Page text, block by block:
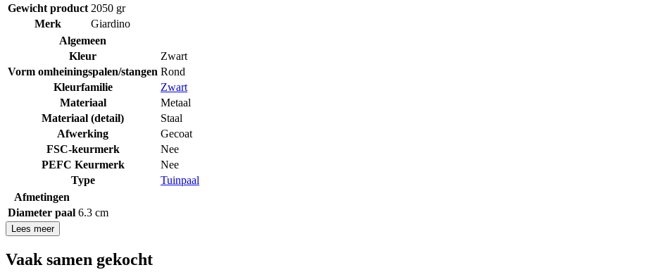
Gewicht product 2050 gr
Merk
Giardino
Algemeen
Kleur
Zwart
Vorm omheiningspalen/stangen Rond
Kleurfamilie
Zwart
Materiaal
Metaal
Materiaal (detail)
Staal
Afwerking
Gecoat
FSC-keurmerk
Nee
PEFC Keurmerk
Nee
Type
Tuinpaal
Afmetingen
Diameter paal 6.3 cm
Lees meer
Vaak samen gekocht